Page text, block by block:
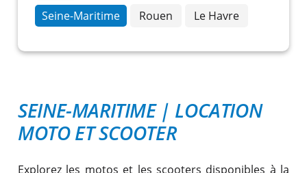
Seine-Maritime
Rouen Le Havre
SEINE-MARITIME | LOCATION
MOTO ET SCOOTER
Explorez les motos et les scooters disponibles à la